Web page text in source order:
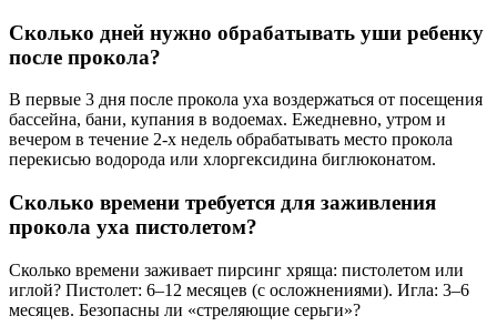
Сколько дней нужно обрабатывать уши ребенку
после прокола?
В первые 3 дня после прокола уха воздержаться от посещения
бассейна, бани, купания в водоемах. Ежедневно, утром и
вечером в течение 2-х недель обрабатывать место прокола
перекисью водорода или хлоргексидина биглюконатом.
Сколько времени требуется для заживления
прокола уха пистолетом?
Сколько времени заживает пирсинг хряща: пистолетом или
иглой? Пистолет: 6–12 месяцев (с осложнениями). Игла: 3–6
месяцев. Безопасны ли «стреляющие серьги»?